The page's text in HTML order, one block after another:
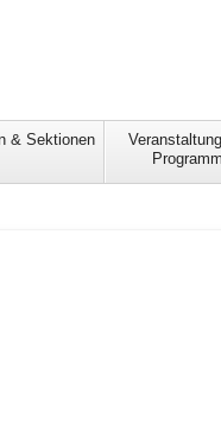
& Sektionen